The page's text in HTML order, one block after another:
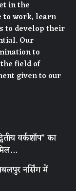
in the
to work, learn
to develop their
Our
to
field of
given to our
वर्कशॉप” का
नर्सिंग में